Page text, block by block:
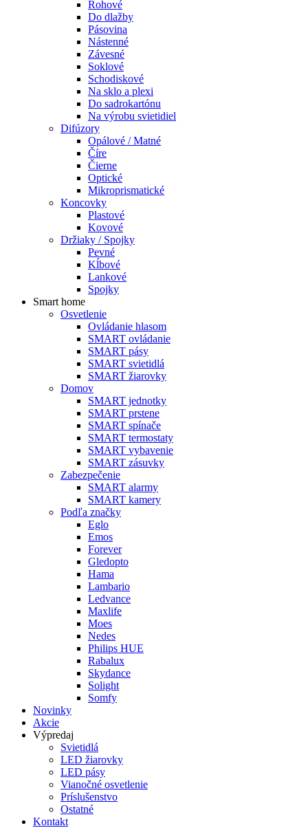
Rohové
Do dlažby
Pásovina
Nástenné
Závesné
Soklové
Schodiskové
Na sklo a plexi
Do sadrokartónu
Na výrobu svietidiel
Difúzory
Opálové / Matné
Číre
Čierne
Optické
Mikroprismatické
Koncovky
Plastové
Kovové
Držiaky / Spojky
Pevné
Kĺbové
Lankové
Spojky
Smart home
Osvetlenie
Ovládanie hlasom
SMART ovládanie
SMART pásy
SMART svietidlá
SMART žiarovky
Domov
SMART jednotky
SMART prstene
SMART spínače
SMART termostaty
SMART vybavenie
SMART zásuvky
Zabezpečenie
SMART alarmy
SMART kamery
Podľa značky
Eglo
Emos
Forever
Gledopto
Hama
Lambario
Ledvance
Maxlife
Moes
Nedes
Philips HUE
Rabalux
Skydance
Solight
Somfy
Novinky
Akcie
Výpredaj
Svietidlá
LED žiarovky
LED pásy
Vianočné osvetlenie
Príslušenstvo
Ostatné
Kontakt